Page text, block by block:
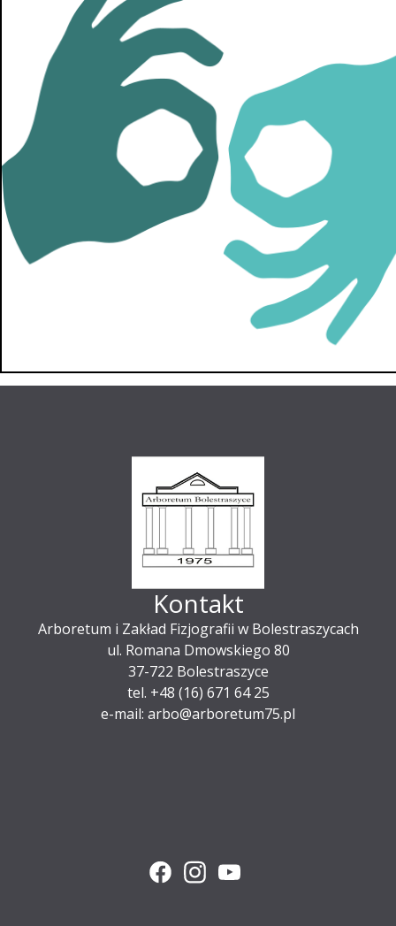
Kontakt
Arboretum i Zakład Fizjografii w Bolestraszycach
ul. Romana Dmowskiego 80
37-722 Bolestraszyce
tel. +48 (16) 671 64 25
e-mail: arbo@arboretum75.pl